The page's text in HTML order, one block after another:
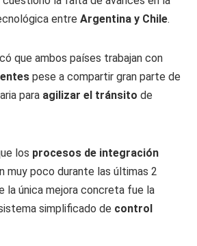
entre Argentina y Chile.
que ambos países trabajan con
pese a compartir gran parte de
para agilizar el tránsito de
los procesos de integración
muy poco durante las últimas 2
la única mejora concreta fue la
simplificado de control